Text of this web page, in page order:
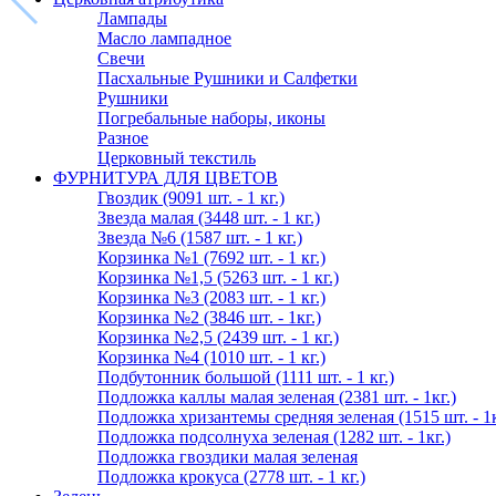
Лампады
Масло лампадное
Свечи
Пасхальные Рушники и Салфетки
Рушники
Погребальные наборы, иконы
Разное
Церковный текстиль
ФУРНИТУРА ДЛЯ ЦВЕТОВ
Гвоздик (9091 шт. - 1 кг.)
Звезда малая (3448 шт. - 1 кг.)
Звезда №6 (1587 шт. - 1 кг.)
Корзинка №1 (7692 шт. - 1 кг.)
Корзинка №1,5 (5263 шт. - 1 кг.)
Корзинка №3 (2083 шт. - 1 кг.)
Корзинка №2 (3846 шт. - 1кг.)
Корзинка №2,5 (2439 шт. - 1 кг.)
Корзинка №4 (1010 шт. - 1 кг.)
Подбутонник большой (1111 шт. - 1 кг.)
Подложка каллы малая зеленая (2381 шт. - 1кг.)
Подложка хризантемы средняя зеленая (1515 шт. -
Подложка подсолнуха зеленая (1282 шт. - 1кг.)
Подложка гвоздики малая зеленая
Подложка крокуса (2778 шт. - 1 кг.)